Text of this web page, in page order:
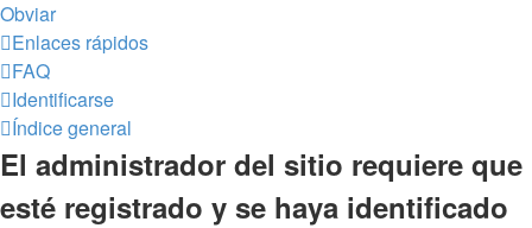
Obviar
Enlaces rápidos
FAQ
Identificarse
Índice general
El administrador del sitio requiere que
esté registrado y se haya identificado